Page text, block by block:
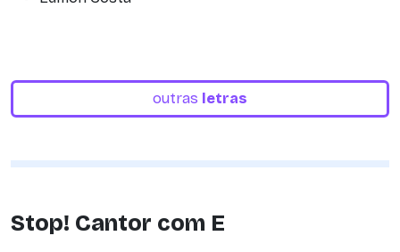
outras letras
Stop! Cantor com E